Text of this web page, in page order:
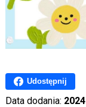
Udostępnij
Data dodania: